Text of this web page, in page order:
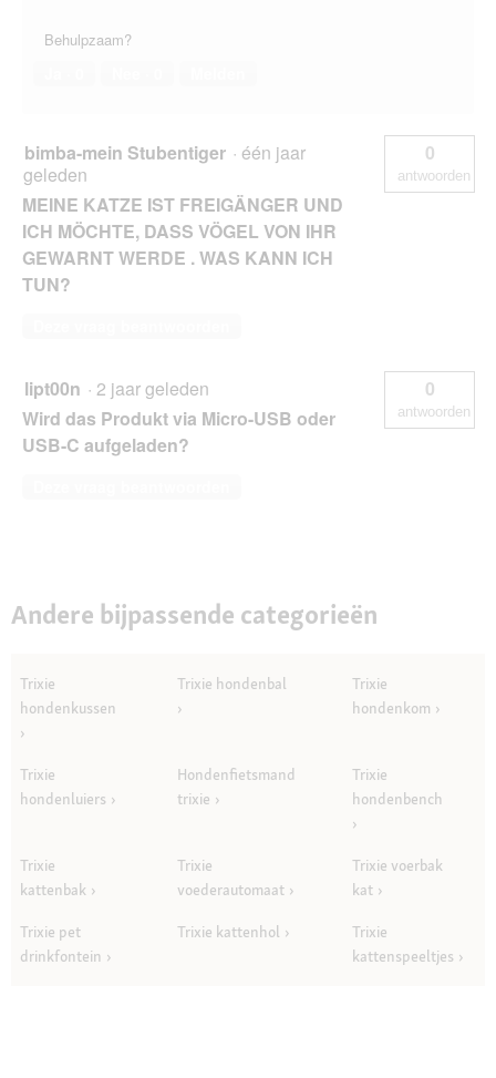
Behulpzaam?
bimba-mein Stubentiger · één jaar
geleden
MEINE KATZE IST FREIGÄNGER UND
ICH MÖCHTE, DASS VÖGEL VON IHR
GEWARNT WERDE . WAS KANN ICH
TUN?
0
antwoorden
lipt00n · 2 jaar geleden
Wird das Produkt via Micro-USB oder
USB-C aufgeladen?
0
antwoorden
Andere bijpassende categorieën
Trixie
hondenkussen
Trixie hondenbal
Trixie
hondenkom
Trixie
hondenluiers
Hondenfietsmand
trixie
Trixie
hondenbench
Trixie
kattenbak
Trixie
voederautomaat
Trixie voerbak
kat
Trixie pet
drinkfontein
Trixie kattenhol
Trixie
kattenspeeltjes